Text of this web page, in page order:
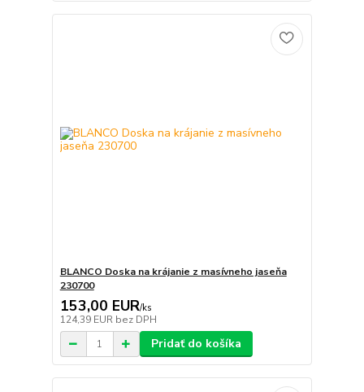
BLANCO Doska na krájanie z masívneho jaseňa
230700
153,00 EUR/ks
124,39 EUR bez DPH
Pridať do košíka